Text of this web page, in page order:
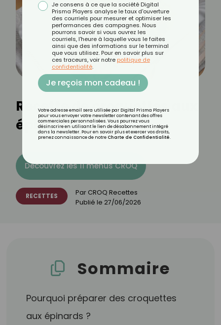
Recette de croquettes aux
épinards
Découvrez les 11 menus CROQ
RECETTES Par CROQ Recettes
Publié le 27/06/2026
Sommaire
Pourquoi préparer des croquettes
aux épinards ?
Je consens à ce que la société Digital
Prisma Players analyse le taux d'ouverture
des courriels pour mesurer et optimiser les
performances des campagnes. Nous
pourrons savoir si vous ouvrez les
courriels, l'heure à laquelle vous le faites
ainsi que des informations sur le terminal
que vous utilisez. Pour en savoir plus sur
ces traceurs, voir notre politique de
confidentialité.
Je reçois mon cadeau !
Votre adresse email sera utilisée par Digital Prisma Players
pour vous envoyer votre newsletter contenant des offres
commerciales personnalisées. Vous pourrez vous
désinscrire en utilisant le lien de désabonnement intégré
dans la newsletter. Pour en savoir plus et exercer vos droits,
prenez connaissance de notre Charte de Confidentialité.